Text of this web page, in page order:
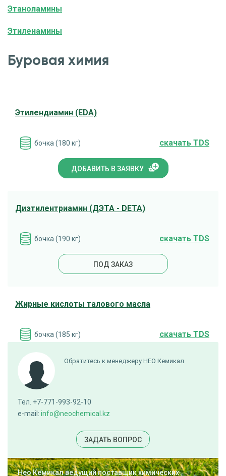
Этаноламины
Этиленамины
Буровая химия
Этилендиамин (EDA)
бочка (180 кг) cкачать TDS
ДОБАВИТЬ В ЗАЯВКУ
Диэтилентриамин (ДЭТА - DETA)
бочка (190 кг) cкачать TDS
ПОД ЗАКАЗ
Жирные кислоты талового масла
бочка (185 кг) cкачать TDS
ПОД ЗАКАЗ
Моноэтаноламин
Обратитесь к менеджеру НЕО Кемикал
Тел. +7-771-993-92-10
e-mail: info@neochemical.kz
ЗАДАТЬ ВОПРОС
Нео Кемикал ведущий поставщик химических